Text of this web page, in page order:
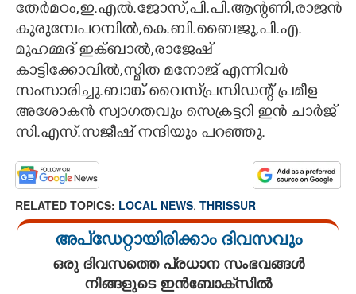
തേർമഠം,ഇ.എൽ.ജോസ്,പി.പി.ആന്റണി,രാജൻ
കുരുമ്പേപറമ്പിൽ,കെ.ബി.ബൈജു,പി.എ.
മുഹമ്മദ് ഇക്ബാൽ,രാജേഷ്
കാട്ടിക്കോവിൽ,സ്മിത മനോജ് എന്നിവർ
സംസാരിച്ചു.ബാങ്ക് വൈസ്‌പ്രസിഡന്റ് പ്രമീള
അശോകൻ സ്വാഗതവും സെക്രട്ടറി ഇൻ ചാർജ്
സി.എസ്.സജീഷ് നന്ദിയും പറഞ്ഞു.
RELATED TOPICS: LOCAL NEWS, THRISSUR
അപ്ഡേറ്റായിരിക്കാം ദിവസവും
ഒരു ദിവസത്തെ പ്രധാന സംഭവങ്ങൾ
നിങ്ങളുടെ ഇൻബോക്സിൽ